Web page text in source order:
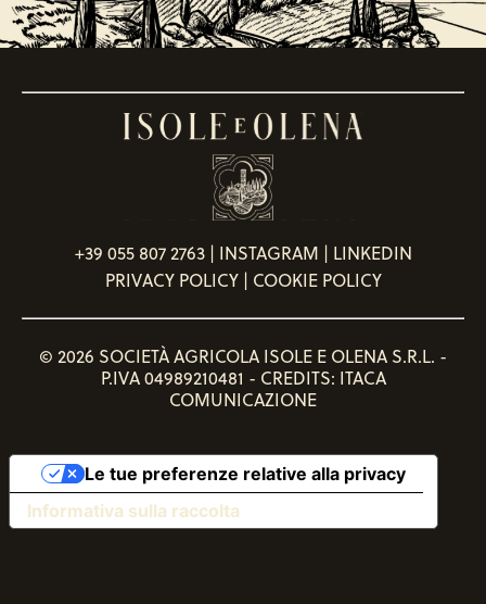
+39 055 807 2763| INSTAGRAM | LINKEDIN
PRIVACY POLICY| COOKIE POLICY
© 2026 SOCIETÀ AGRICOLA ISOLE E OLENA S.R.L. -
P.IVA 04989210481 - CREDITS: ITACA
COMUNICAZIONE
Informativa sulla raccolta
Le tue preferenze relative alla privacy